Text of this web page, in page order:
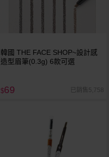
韓國 THE FACE SHOP~設計感
造型眉筆(0.3g) 6款可選
$69 已銷售5,758